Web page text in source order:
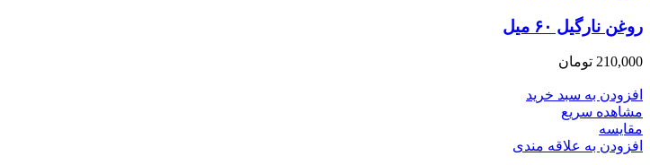
روغن نارگیل ۶۰ میل
210,000 تومان
افزودن به سبد خرید
مشاهده سریع
مقایسه
افزودن به علاقه مندی